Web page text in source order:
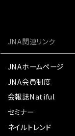
JNA関連リンク
JNAホームページ
JNA会員制度
会報誌Natiful
セミナー
ネイルトレンド